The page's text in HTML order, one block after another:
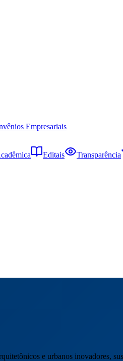
Empresariais
Editais
Transparência
e urbanos inovadores,